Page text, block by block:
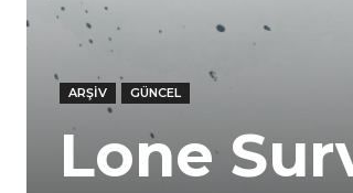
ARŞIV GÜNCEL
Lone